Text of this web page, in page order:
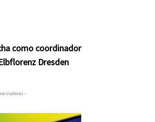
como coordinador
Dresden
–